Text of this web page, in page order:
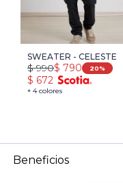
SWEATER - CELESTE
+ 4 colores
$ 790
$ 990 20
$ 672
Beneficios